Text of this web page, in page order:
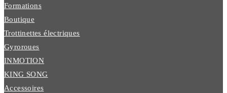
Formations
Boutique
Trottinettes électriques
Gyroroues
INMOTION
KING SONG
Accessoires